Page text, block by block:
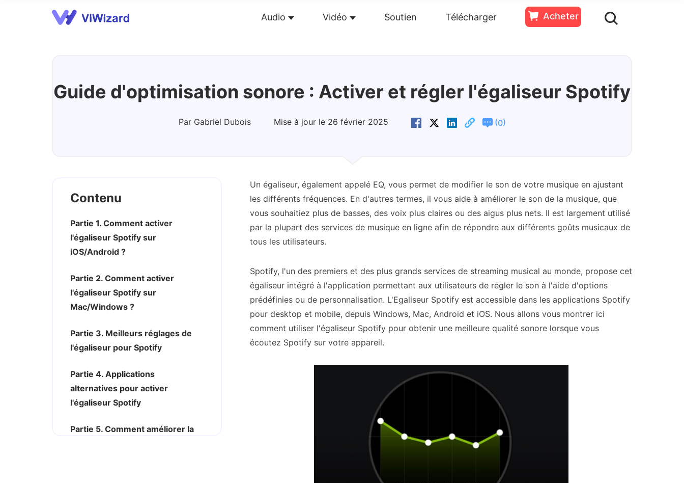
Audio Vidéo Soutien Télécharger Acheter
Essai
Acheter
Guide d'optimisation sonore : Activer et régler l'égaliseur Spotify
Par Gabriel Dubois Mise à jour le 26 février 2025 (0)
Contenu
Partie 1. Comment activer
l'égaliseur Spotify sur
iOS/Android ?
Partie 2. Comment activer
l'égaliseur Spotify sur
Mac/Windows ?
Partie 3. Meilleurs réglages de
l'égaliseur pour Spotify
Partie 4. Applications
alternatives pour activer
l'égaliseur Spotify
Partie 5. Comment améliorer la
Un égaliseur, également appelé EQ, vous permet de modifier le son de votre musique en ajustant
les différents fréquences. En d'autres termes, il vous aide à améliorer le son de la musique, que
vous souhaitiez plus de basses, des voix plus claires ou des aigus plus nets. Il est largement utilisé
par la plupart des services de musique en ligne afin de répondre aux différents goûts musicaux de
tous les utilisateurs.
Spotify, l'un des premiers et des plus grands services de streaming musical au monde, propose cet
égaliseur intégré à l'application permettant aux utilisateurs de régler le son à l'aide d'options
prédéfinies ou de personnalisation. L'Egaliseur Spotify est accessible dans les applications Spotify
pour desktop et mobile, depuis Windows, Mac, Android et iOS. Nous allons vous montrer ici
comment utiliser l'égaliseur Spotify pour obtenir une meilleure qualité sonore lorsque vous
écoutez Spotify sur votre appareil.